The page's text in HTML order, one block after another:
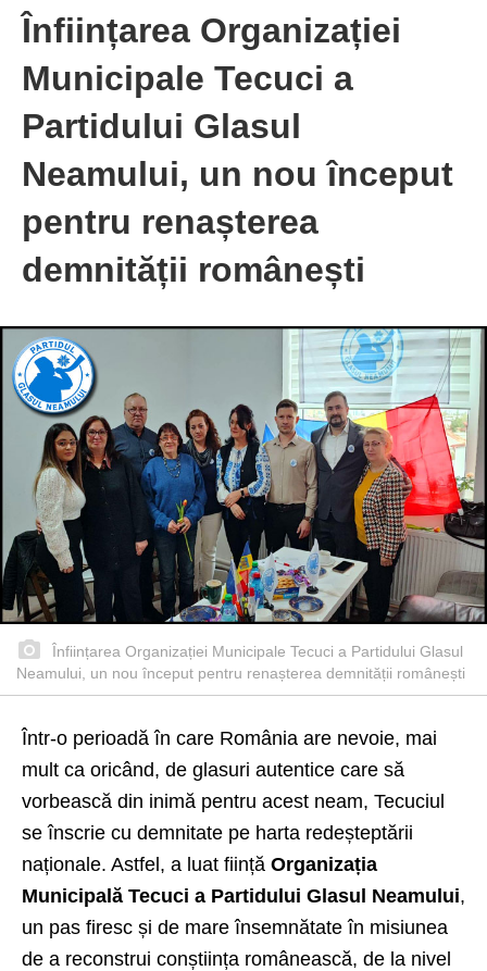
Înființarea Organizației
Municipale Tecuci a
Partidului Glasul
Neamului, un nou început
pentru renașterea
demnității românești
Înființarea Organizației Municipale Tecuci a Partidului Glasul
Neamului, un nou început pentru renașterea demnității românești
Într-o perioadă în care România are nevoie, mai
mult ca oricând, de glasuri autentice care să
vorbească din inimă pentru acest neam, Tecuciul
se înscrie cu demnitate pe harta redeșteptării
naționale. Astfel, a luat ființă Organizația
Municipală Tecuci a Partidului Glasul Neamului,
un pas firesc și de mare însemnătate în misiunea
de a reconstrui conștiința românească, de la nivel